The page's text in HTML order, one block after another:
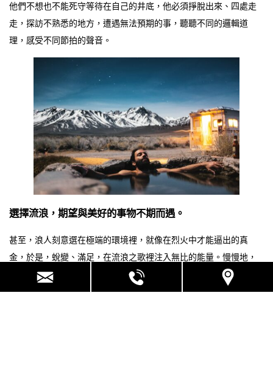
他們不想也不能死守等待在自己的井底，他必須掙脫出來、四處走
走，探訪不熟悉的地方，遭遇無法預期的事，聽聽不同的邏輯道
理，感受不同節拍的聲音。
選擇流浪，期望與美好的事物不期而遇。
甚至，浪人刻意選在極端的環境裡，就像在烈火中才能逼出的真
金，於是，蛻變、滿足，在流浪之歌裡注入無比的能量。慢慢地，
在流浪中找到不期而遇的美好，對浪人而言，就是一種精彩的蛻變
歷程。